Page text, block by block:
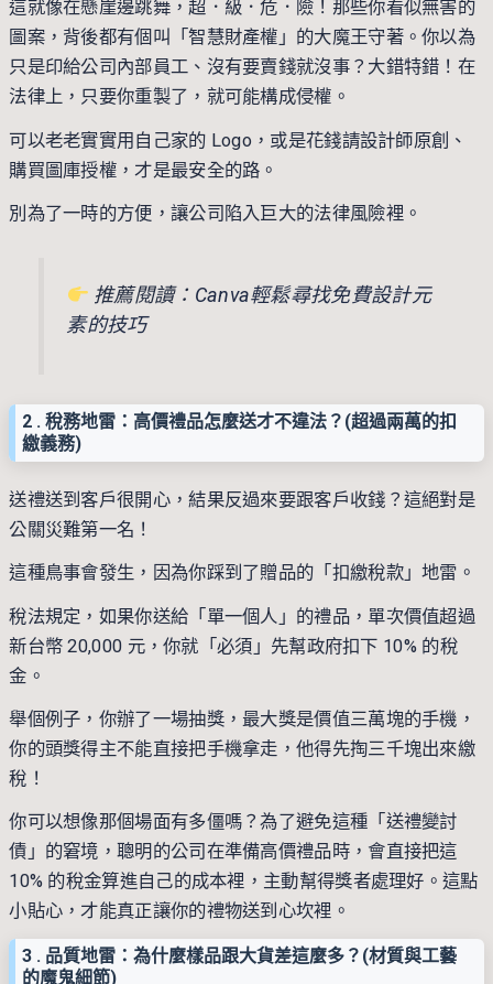
這就像在懸崖邊跳舞，超．級．危．險！那些你看似無害的
圖案，背後都有個叫「智慧財產權」的大魔王守著。你以為
只是印給公司內部員工、沒有要賣錢就沒事？大錯特錯！在
法律上，只要你重製了，就可能構成侵權。
可以老老實實用自己家的 Logo，或是花錢請設計師原創、
購買圖庫授權，才是最安全的路。
別為了一時的方便，讓公司陷入巨大的法律風險裡。
推薦閱讀： Canva輕鬆尋找免費設計元
素的技巧
2 .稅務地雷：高價禮品怎麼送才不違法？(超過兩萬的扣
繳義務)
送禮送到客戶很開心，結果反過來要跟客戶收錢？這絕對是
公關災難第一名！
這種鳥事會發生，因為你踩到了贈品的「扣繳稅款」地雷。
稅法規定，如果你送給「單一個人」的禮品，單次價值超過
新台幣 20,000 元，你就「必須」先幫政府扣下 10% 的稅
金。
舉個例子，你辦了一場抽獎，最大獎是價值三萬塊的手機，
你的頭獎得主不能直接把手機拿走，他得先掏三千塊出來繳
稅！
你可以想像那個場面有多僵嗎？為了避免這種「送禮變討
債」的窘境，聰明的公司在準備高價禮品時，會直接把這
10% 的稅金算進自己的成本裡，主動幫得獎者處理好。這點
小貼心，才能真正讓你的禮物送到心坎裡。
3 . 品質地雷：為什麼樣品跟大貨差這麼多？(材質與工藝
的魔鬼細節)